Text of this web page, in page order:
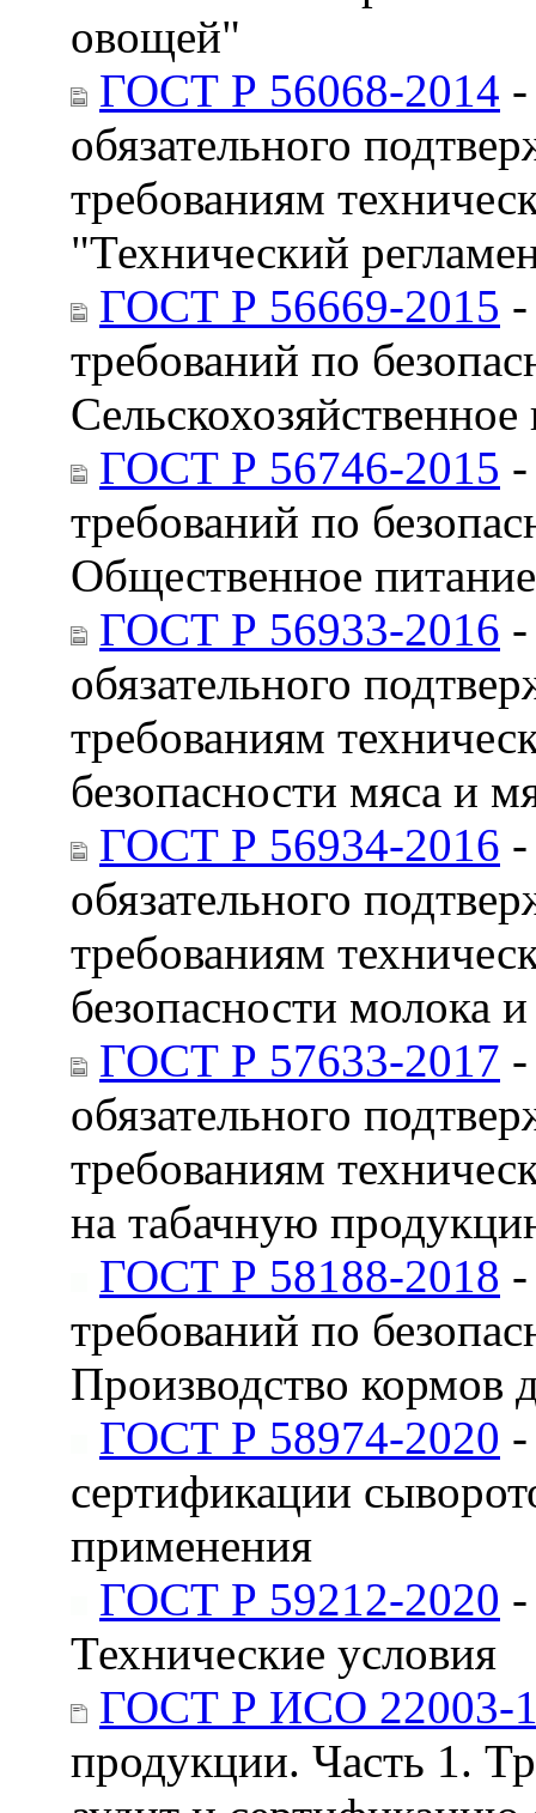
овощей"
ГОСТ Р 56068-2014
обязательного
требованиям
"Технический
ГОСТ Р 56669-2015
требований по
ГОСТ Р 56746-2015
требований по
Общественное питание
ГОСТ Р 56933-2016
обязательного
требованиям
безопасности мяса и
ГОСТ Р 56934-2016
обязательного
требованиям
безопасности молока
ГОСТ Р 57633-2017
обязательного
требованиям
на табачную
ГОСТ Р 58188-2018
требований по
Производство кормов
ГОСТ Р 58974-2020
сертификации
применения
ГОСТ Р 59212-2020
Технические условия
ГОСТ Р ИСО 22003-
продукции. Часть 1.